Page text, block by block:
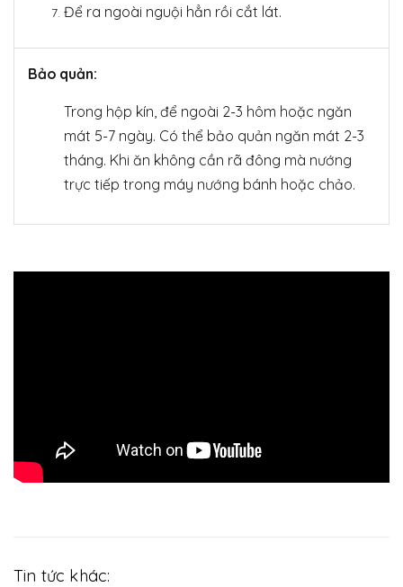
Để ra ngoài nguội hẳn rồi cắt lát.
Bảo quản:
Trong hộp kín, để ngoài 2-3 hôm hoặc ngăn
mát 5-7 ngày. Có thể bảo quản ngăn mát 2-3
tháng. Khi ăn không cần rã đông mà nướng
trực tiếp trong máy nướng bánh hoặc chảo.
Tin tức khác: